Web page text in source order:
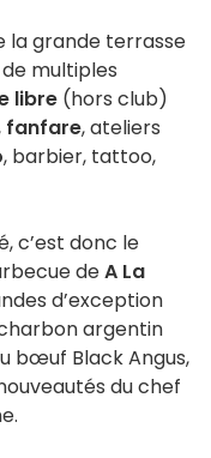
la grande terrasse
multiples
libre (hors club)
fanfare, ateliers
, barbier, tattoo,
c’est donc le
deA La
d’exception
argentin
bœuf Black Angus,
du chef